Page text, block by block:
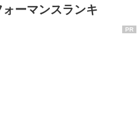
ーマンスランキ
PR